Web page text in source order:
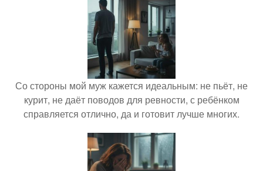
Со стороны мой муж кажется идеальным: не пьёт, не
курит, не даёт поводов для ревности, с ребёнком
справляется отлично, да и готовит лучше многих.